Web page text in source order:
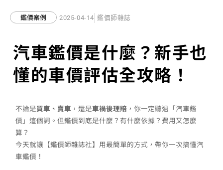
鑑價案例 2025-04-14 鑑價師雜誌
汽車鑑價是什麼？新手也
懂的車價評估全攻略！
不論是買車、賣車 ，還是車禍後理賠 ，你一定聽過「汽車鑑
價」這個詞。但鑑價到底是什麼？有什麼依據？費用又怎麼
算？
今天就讓【鑑價師雜誌社】用最簡單的方式，帶你一次搞懂汽
車鑑價！